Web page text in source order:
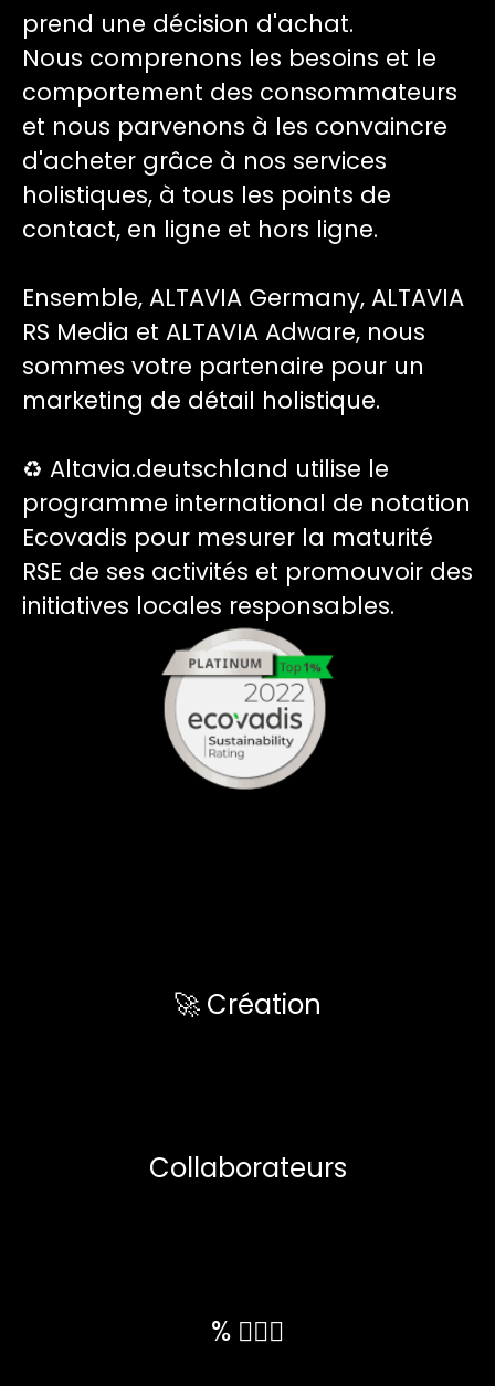
prend une décision d'achat.
Nous comprenons les besoins et le
comportement des consommateurs
et nous parvenons à les convaincre
d'acheter grâce à nos services
holistiques, à tous les points de
contact, en ligne et hors ligne.
Ensemble, ALTAVIA Germany, ALTAVIA
RS Media et ALTAVIA Adware, nous
sommes votre partenaire pour un
marketing de détail holistique.
♻️ Altavia.deutschland utilise le
programme international de notation
Ecovadis pour mesurer la maturité
RSE de ses activités et promouvoir des
initiatives locales responsables.
🚀 Création
Collaborateurs
% 💁🏼‍♀️